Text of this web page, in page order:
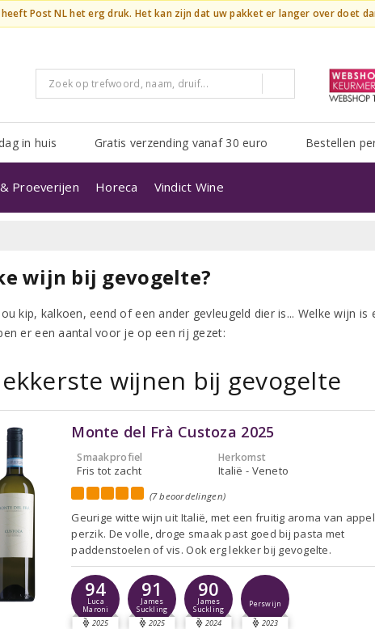
Post NL het erg druk. Het kan zijn dat uw pakket er langer over doet
in huis Gratis verzending vanaf 30 euro Bestellen
Proeverijen Horeca Vindict Wine
wijn bij gevogelte?
kip, kalkoen, eend of een ander gevleugeld dier is... Welke wijn is
er een aantal voor je op een rij gezet:
wijnen bij gevogelte
Monte del Frà Custoza 2025
Smaakprofiel
Fris tot zacht
Herkomst
Italië - Veneto
(7 beoordelingen)
Geurige witte wijn uit Italië, met een fruitig aroma van
perzik. De volle, droge smaak past goed bij pasta met
paddenstoelen of vis. Ook erg lekker bij gevogelte.
94
Luca
Maroni
2025
91
James
Suckling
2025
90
James
Suckling
2024
Perswijn
2023